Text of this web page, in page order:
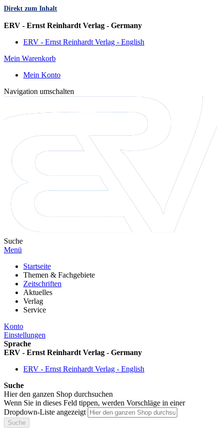
Direkt zum Inhalt
ERV - Ernst Reinhardt Verlag - Germany
ERV - Ernst Reinhardt Verlag - English
Mein Warenkorb
Mein Konto
Navigation umschalten
Suche
Menü
Startseite
Themen & Fachgebiete
Zeitschriften
Aktuelles
Verlag
Service
Konto
Einstellungen
Sprache
ERV - Ernst Reinhardt Verlag - Germany
ERV - Ernst Reinhardt Verlag - English
Suche
Hier den ganzen Shop durchsuchen
Wenn Sie in dieses Feld tippen, werden Vorschläge in einer
Dropdown-Liste angezeigt
Suche